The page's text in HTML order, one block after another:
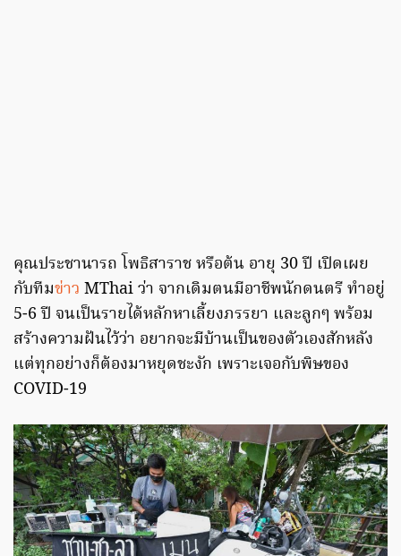
คุณประชานารถ โพธิสาราช หรือต้น อายุ 30 ปี เปิดเผย
กับทีมข่าว MThai ว่า จากเดิมตนมีอาชีพนักดนตรี ทำอยู่
5-6 ปี จนเป็นรายได้หลักหาเลี้ยงภรรยา และลูกๆ พร้อม
สร้างความฝันไว้ว่า อยากจะมีบ้านเป็นของตัวเองสักหลัง
แต่ทุกอย่างก็ต้องมาหยุดชะงัก เพราะเจอกับพิษของ
COVID-19